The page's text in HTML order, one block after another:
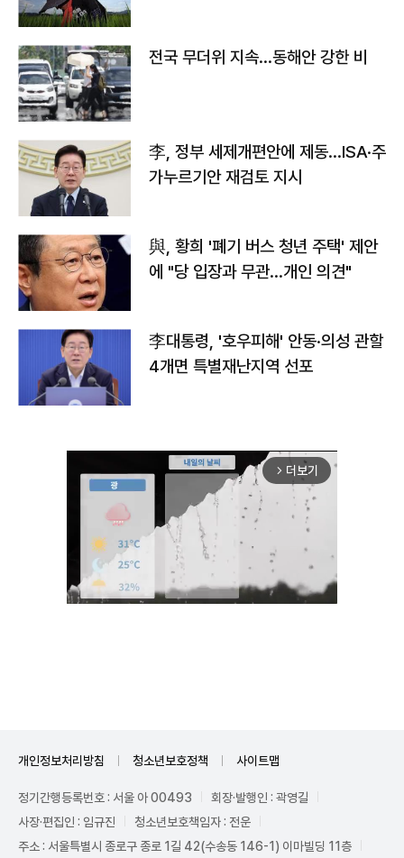
전국 무더위 지속…동해안 강한 비
李, 정부 세제개편안에 제동…ISA·주
가누르기안 재검토 지시
與, 황희 '폐기 버스 청년 주택' 제안
에 "당 입장과 무관…개인 의견"
李대통령, '호우피해' 안동·의성 관할
4개면 특별재난지역 선포
arrow_forward_ios 더보기
개인정보처리방침 청소년보호정책 사이트맵
정기간행등록번호 : 서울 아 00493
회장·발행인 : 곽영길
사장·편집인 : 임규진
청소년보호책임자 : 전운
주소 : 서울특별시 종로구 종로 1길 42(수송동 146-1) 이마빌딩 11층